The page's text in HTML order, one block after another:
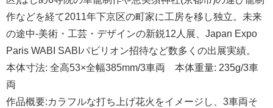
作などを経て2011年下京区の町家に工房を移し独立。未来
の途中-美術・工芸・デザインの新鋭12人展、Japan Expo
Paris WABI SABIパビリオン招待など数多くの出展実績。
本体寸法: 全高53×全幅385mm/3車両 本体重量: 235g/3車
両
作品概要:カラフルな打ち上げ花火をイメージし、3車両そ